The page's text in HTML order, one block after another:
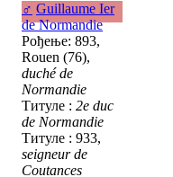
♂ Guillaume Ier
de Normandie
Рођење: 893,
Rouen (76),
duché de
Normandie
Титуле : 2e duc
de Normandie
Титуле : 933,
seigneur de
Coutances